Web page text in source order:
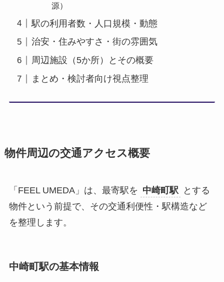
源）
駅の利用者数・人口規模・動態
治安・住みやすさ・街の雰囲気
周辺施設（5か所）とその概要
まとめ・検討者向け視点整理
物件周辺の交通アクセス概要
「FEEL UMEDA」は、最寄駅を 中崎町駅
とする
物件という前提で、その交通利便性・駅構造など
を整理します。
中崎町駅の基本情報